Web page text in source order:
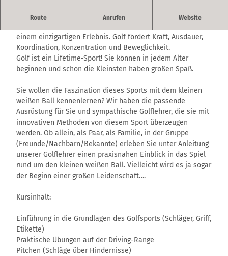
Route Anrufen Website
Golf vereint packenden Sport, Freizeitspaß mit Freunden
einem einzigartigen Erlebnis. Golf fördert Kraft, Ausdauer,
Koordination, Konzentration und Beweglichkeit.
Golf ist ein Lifetime-Sport! Sie können in jedem Alter
beginnen und schon die Kleinsten haben großen Spaß.
Sie wollen die Faszination dieses Sports mit dem kleinen
weißen Ball kennenlernen? Wir haben die passende
Ausrüstung für Sie und sympathische Golflehrer, die sie mit
innovativen Methoden von diesem Sport überzeugen
werden. Ob allein, als Paar, als Familie, in der Gruppe
(Freunde/Nachbarn/Bekannte) erleben Sie unter Anleitung
unserer Golflehrer einen praxisnahen Einblick in das Spiel
rund um den kleinen weißen Ball. Vielleicht wird es ja sogar
der Beginn einer großen Leidenschaft….
Kursinhalt:
Einführung in die Grundlagen des Golfsports (Schläger, Griff,
Etikette)
Praktische Übungen auf der Driving-Range
Pitchen (Schläge über Hindernisse)